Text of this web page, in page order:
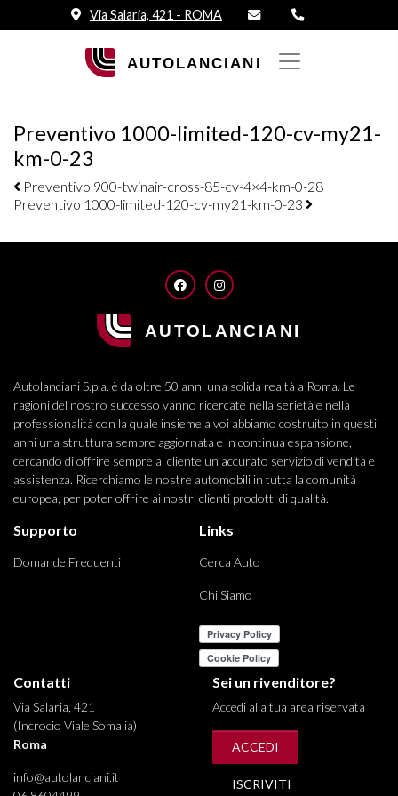
Via Salaria, 421 - ROMA
Preventivo 1000-limited-120-cv-my21-
km-0-23
Navigazione elementi
Preventivo 900-twinair-cross-85-cv-4×4-km-0-28
Preventivo 1000-limited-120-cv-my21-km-0-23
FACEBOOKINSTAGRAM
Autolanciani S.p.a. è da oltre 50 anni una solida realtà a Roma. Le
ragioni del nostro successo vanno ricercate nella serietà e nella
professionalità con la quale insieme a voi abbiamo costruito in questi
anni una struttura sempre aggiornata e in continua espansione,
cercando di offrire sempre al cliente un accurato servizio di vendita e
assistenza. Ricerchiamo le nostre automobili in tutta la comunità
europea, per poter offrire ai nostri clienti prodotti di qualità.
Supporto
Domande Frequenti
Links
Cerca Auto
Chi Siamo
Contatti
Via Salaria, 421
(Incrocio Viale Somalia)
Roma
info@autolanciani.it
Sei un rivenditore?
Accedi alla tua area riservata
ACCEDI
ISCRIVITI